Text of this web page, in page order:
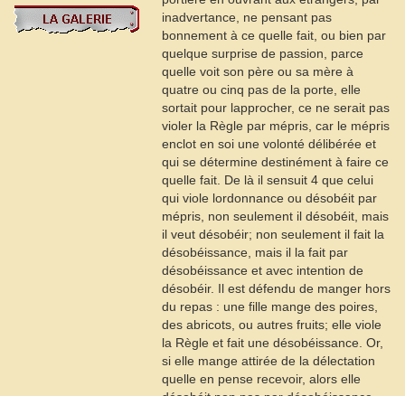
inadvertance, ne pensant pas
bonnement à ce quelle fait, ou bien par
quelque surprise de passion, parce
quelle voit son père ou sa mère à
quatre ou cinq pas de la porte, elle
sortait pour lapprocher, ce ne serait pas
violer la Règle par mépris, car le mépris
enclot en soi une volonté délibérée et
qui se détermine destinément à faire ce
quelle fait. De là il sensuit 4 que celui
qui viole lordonnance ou désobéit par
mépris, non seulement il désobéit, mais
il veut désobéir; non seulement il fait la
désobéissance, mais il la fait par
désobéissance et avec intention de
désobéir. Il est défendu de manger hors
du repas : une fille mange des poires,
des abricots, ou autres fruits; elle viole
la Règle et fait une désobéissance. Or,
si elle mange attirée de la délectation
quelle en pense recevoir, alors elle